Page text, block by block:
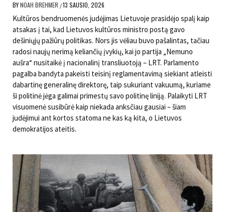
BYNOAH BREHMER /13 SAUSIO, 2026
Kultūros bendruomenės judėjimas Lietuvoje prasidėjo spalį kaip
atsakas į tai, kad Lietuvos kultūros ministro postą gavo
dešiniųjų pažiūrų politikas. Nors jis vėliau buvo pašalintas, tačiau
radosi naujų nerimą keliančių įvykių, kai jo partija „Nemuno
aušra“ nusitaikė į nacionalinį transliuotoją – LRT. Parlamento
pagalba bandyta pakeisti teisinį reglamentavimą siekiant atleisti
dabartinę generalinę direktorę, taip sukuriant vakuumą, kuriame
ši politinė jėga galimai primestų savo politinę liniją. Palaikyti LRT
visuomenė susibūrė kaip niekada anksčiau gausiai – šiam
judėjimui ant kortos statoma ne kas ką kita, o Lietuvos
demokratijos ateitis.